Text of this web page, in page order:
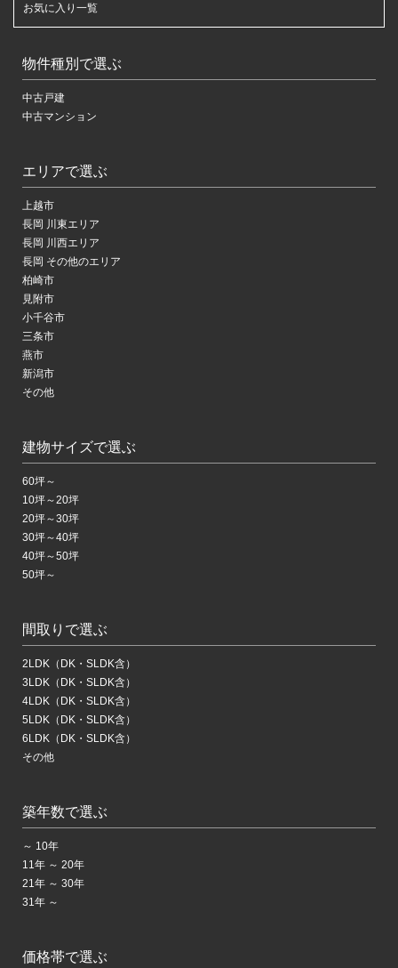
お気に入り一覧
物件種別で選ぶ
中古戸建
中古マンション
エリアで選ぶ
上越市
長岡 川東エリア
長岡 川西エリア
長岡 その他のエリア
柏崎市
見附市
小千谷市
三条市
燕市
新潟市
その他
建物サイズで選ぶ
60坪～
10坪～20坪
20坪～30坪
30坪～40坪
40坪～50坪
50坪～
間取りで選ぶ
2LDK（DK・SLDK含）
3LDK（DK・SLDK含）
4LDK（DK・SLDK含）
5LDK（DK・SLDK含）
6LDK（DK・SLDK含）
その他
築年数で選ぶ
～ 10年
11年 ～ 20年
21年 ～ 30年
31年 ～
価格帯で選ぶ